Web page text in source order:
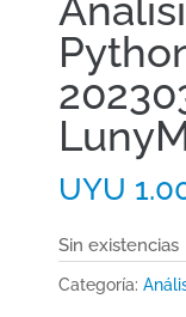
UYU
Sin existencias
Categoría: